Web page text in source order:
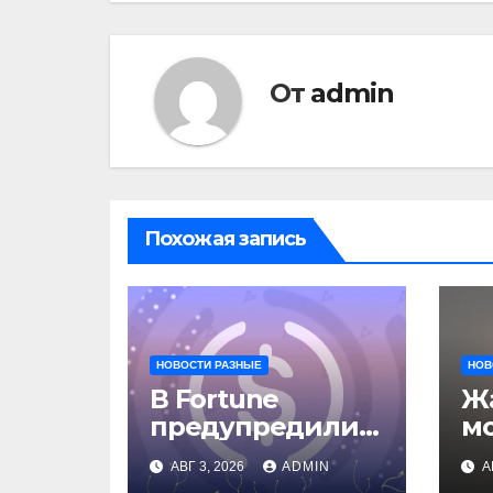
От admin
Похожая запись
НОВОСТИ РАЗНЫЕ
В Fortune
предупредили о
рисках сделки
Circle и IBM
АВГ 3, 2026 ADMIN